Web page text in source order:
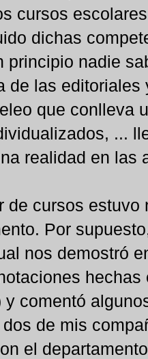
cursos
dichas
principio nadie
de las
que conlleva
...
realidad en las
de cursos
Por
nos demostró
y comentó
de mis
el